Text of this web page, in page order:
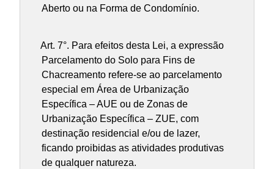
Aberto ou na Forma de Condomínio.
Art. 7°. Para efeitos desta Lei, a expressão
Parcelamento do Solo para Fins de
Chacreamento refere-se ao parcelamento
especial em Área de Urbanização
Específica – AUE ou de Zonas de
Urbanização Específica – ZUE, com
destinação residencial e/ou de lazer,
ficando proibidas as atividades produtivas
de qualquer natureza.